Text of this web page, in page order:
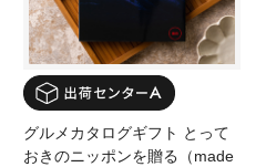
グルメカタログギフト とって
おきのニッポンを贈る（made